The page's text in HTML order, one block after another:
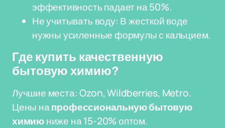
эффективность падает на 50%.
Не учитывать воду: В жесткой воде
нужны усиленные формулы с кальцием.
Где купить качественную
бытовую химию?
Лучшие места: Ozon, Wildberries, Metro.
Цены напрофессиональную бытовую
химиюниже на 15-20% оптом.